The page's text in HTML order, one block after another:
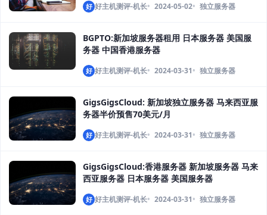
好 好主机测评-机长 2024-05-02 独立服务器
BGPTO:新加坡服务器租用 日本服务器 美国服
务器 中国香港服务器
好 好主机测评-机长 2024-03-31 独立服务器
GigsGigsCloud: 新加坡独立服务器 马来西亚服
务器半价预售70美元/月
好 好主机测评-机长 2024-03-31 独立服务器
GigsGigsCloud:香港服务器 新加坡服务器 马来
西亚服务器 日本服务器 美国服务器
好 好主机测评-机长 2024-03-31 独立服务器